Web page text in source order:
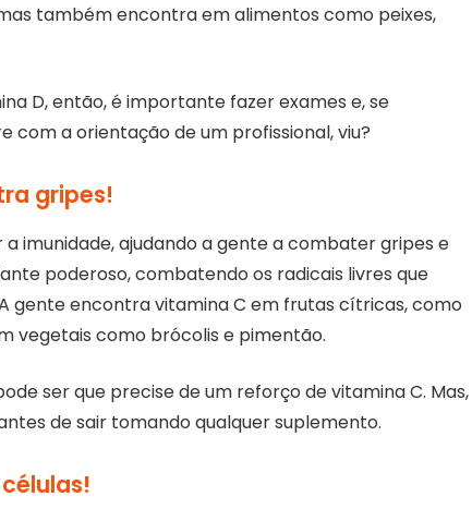
também encontra em alimentos como peixes,
D, então, é importante fazer exames e, se
com a orientação de um profissional, viu?
gripes!
imunidade, ajudando a gente a combater gripes e
poderoso, combatendo os radicais livres que
gente encontra vitamina C em frutas cítricas, como
vegetais como brócolis e pimentão.
ser que precise de um reforço de vitamina C. Mas,
de sair tomando qualquer suplemento.